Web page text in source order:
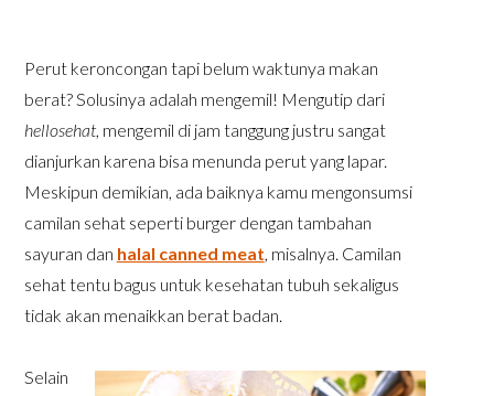
Perut keroncongan tapi belum waktunya makan
berat? Solusinya adalah mengemil! Mengutip dari
hellosehat, mengemil di jam tanggung justru sangat
dianjurkan karena bisa menunda perut yang lapar.
Meskipun demikian, ada baiknya kamu mengonsumsi
camilan sehat seperti burger dengan tambahan
sayuran dan halal canned meat, misalnya. Camilan
sehat tentu bagus untuk kesehatan tubuh sekaligus
tidak akan menaikkan berat badan.
Selain